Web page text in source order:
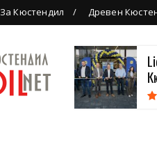
За Кюстендил Древен